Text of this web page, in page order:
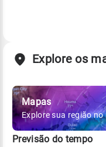
Explore os
Mapas
Explore sua região no
Previsão do tempo